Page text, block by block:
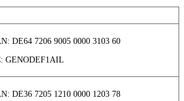
DE64 7206 9005 0000 3103 60
GENODEF1AIL
DE36 7205 1210 0000 1203 78